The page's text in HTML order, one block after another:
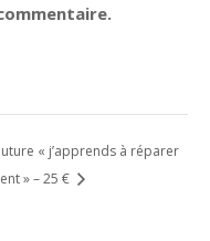
« j’apprends à réparer
» – 25 €